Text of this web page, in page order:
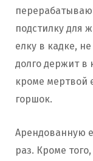
подстилку для
елку в кадке,
долго держит в
кроме мертвой
горшок.
Арендованную
раз. Кроме